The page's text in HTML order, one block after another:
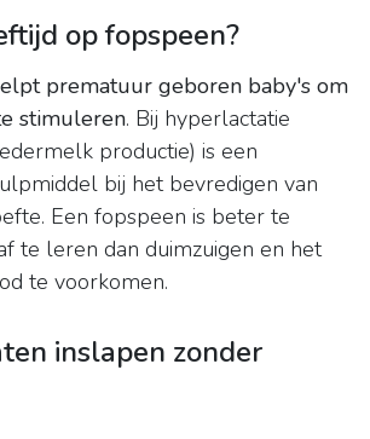
op fopspeen?
prematuur geboren baby's om
stimuleren. Bij hyperlactatie
productie) is een
bij het bevredigen van
Een fopspeen is beter te
te leren dan duimzuigen en het
te voorkomen.
inslapen zonder